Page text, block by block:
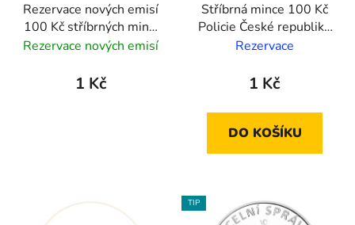
Rezervace nových emisí
100 Kč stříbrných mincí
ČNB
Rezervace nových emisí
1 Kč
Stříbrná mince 100 Kč
Policie České republiky
2026 proof
Rezervace
1 Kč
DO KOŠÍKU
TIP